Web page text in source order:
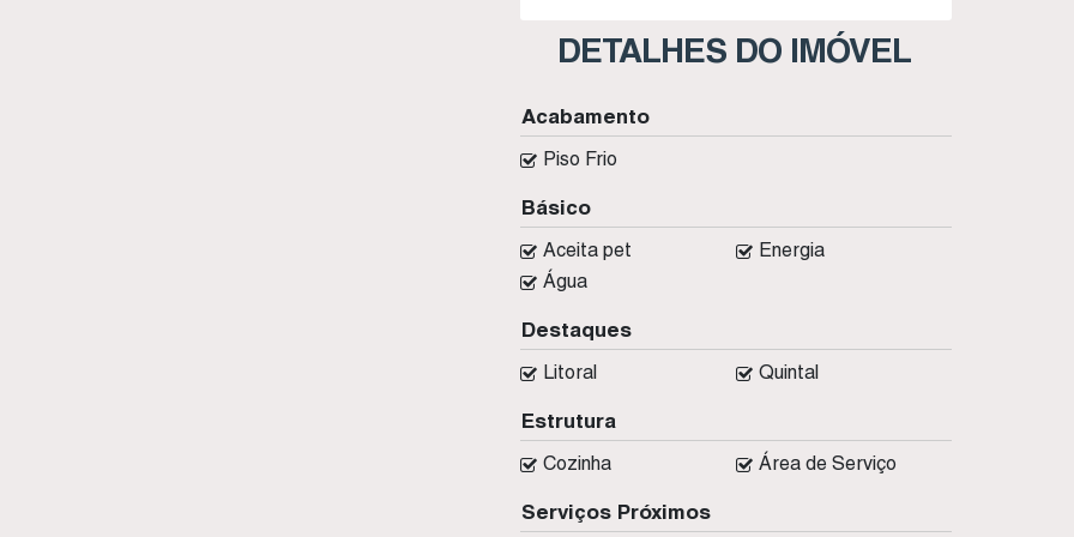
DETALHES DO IMÓVEL
Básico
Aceita pet
Energia
Água
Serviços Próximos
Estrutura
Cozinha Área de Serviço
Destaques
Litoral Quintal
Acabamento
Piso Frio